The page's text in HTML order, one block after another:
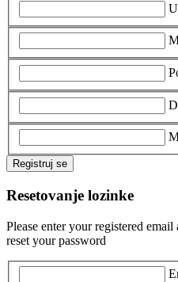
Registruj se
Resetovanje lozinke
Please enter your registered
reset your password